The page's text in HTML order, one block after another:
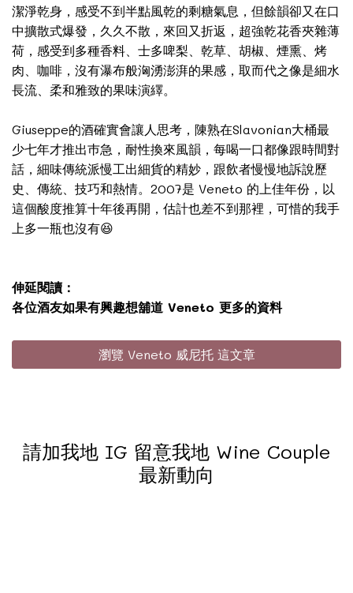
潔淨乾身，感受不到半點風乾的剩糖氣息，但餘韻卻又在口
中擴散式爆發，久久不散，來回又折返，超強乾花香夾雜薄
荷，感受到多種香料、士多啤梨、乾草、胡椒、煙熏、烤
肉、咖啡，沒有瀑布般洶湧澎湃的果感，取而代之像是細水
長流、柔和雅致的果味演繹。
Giuseppe的酒確實會讓人思考，陳熟在Slavonian大桶最
少七年才推出巿急，耐性換來風韻，每喝一口都像跟時間對
話，細味傳統派慢工出細貨的精妙，跟飲者慢慢地訴說歷
史、傳統、技巧和熱情。2007是 Veneto 的上佳年份，以
這個酸度推算十年後再開，估計也差不到那裡，可惜的我手
上多一瓶也沒有😆
伸延閱讀：
各位酒友如果有興趣想舖道 Veneto 更多的資料
瀏覽 Veneto 威尼托 這文章
請加我地 IG 留意我地 Wine Couple
最新動向